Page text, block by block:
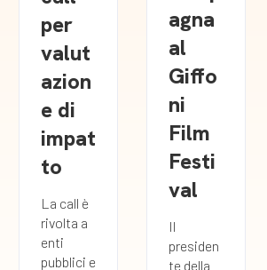
per
valut
azion
e di
impat
to
La call è
rivolta a
enti
pubblici e
agna
al
Giffo
ni
Film
Festi
val
Il
presiden
te della